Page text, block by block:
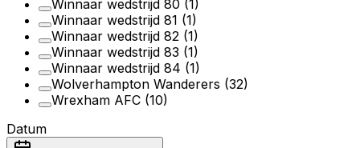
Winnaar wedstrijd 80 (1)
Winnaar wedstrijd 81 (1)
Winnaar wedstrijd 82 (1)
Winnaar wedstrijd 83 (1)
Winnaar wedstrijd 84 (1)
Wolverhampton Wanderers (32)
Wrexham AFC (10)
Datum